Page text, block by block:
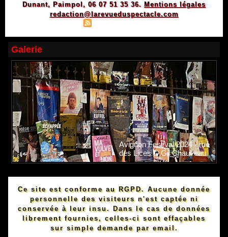
Dunant, Paimpol, 06 07 51 35 36. Mentions légales
redaction@larevueduspectacle.com
Galerie
Avignon Festival 2024 - rue
des Lices © Gil Chauveau.
Ce site est conforme au RGPD. Aucune donnée
personnelle des visiteurs n'est captée ni
conservée à leur insu. Dans le cas de données
librement fournies, celles-ci sont effaçables
sur simple demande par email.